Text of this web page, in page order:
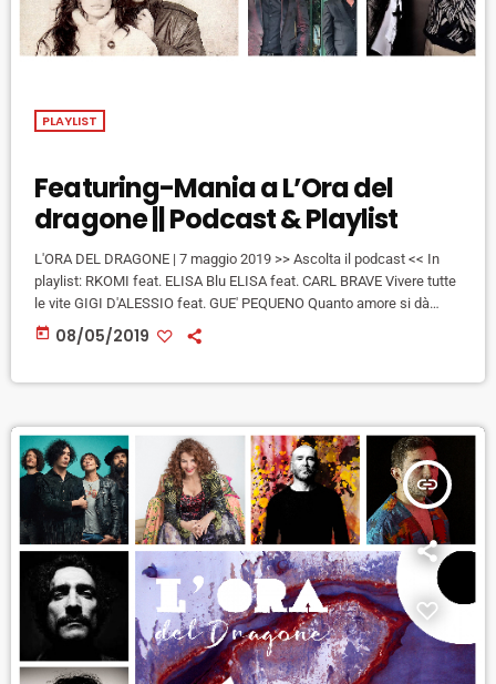
PLAYLIST
Featuring-Mania a L’Ora del
dragone || Podcast & Playlist
L'ORA DEL DRAGONE | 7 maggio 2019 >> Ascolta il podcast << In
playlist: RKOMI feat. ELISA Blu ELISA feat. CARL BRAVE Vivere tutte
le vite GIGI D'ALESSIO feat. GUE' PEQUENO Quanto amore si dà
MAHMOOD feat. GUE' PEQUENO Soldi TIROMANCINO feat.
TIZIANO FERRO Per me è importante LE ORME feat. FRANCESCA
today 08/05/2019
insert_link